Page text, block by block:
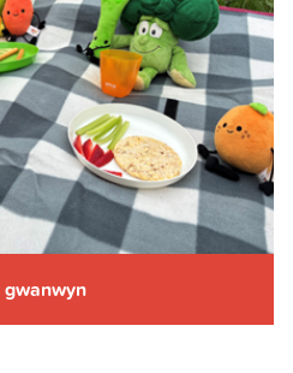
gwanwyn